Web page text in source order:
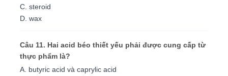
C. steroid
D. wax
Câu 11. Hai acid béo thiết yếu phải được cung cấp từ
thực phẩm là?
A. butyric acid và caprylic acid